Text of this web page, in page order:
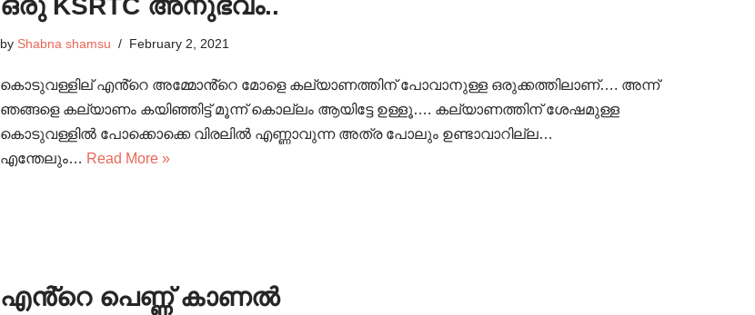
ഒരു KSRTC അനുഭവം..
by Shabna shamsu February 2, 2021
കൊടുവള്ളില് എൻ്റെ അമ്മോൻ്റെ മോളെ കല്യാണത്തിന് പോവാനുള്ള ഒരുക്കത്തിലാണ്…. അന്ന്
ഞങ്ങളെ കല്യാണം കയിഞ്ഞിട്ട് മൂന്ന് കൊല്ലം ആയിട്ടേ ഉള്ളൂ…. കല്യാണത്തിന് ശേഷമുള്ള
കൊടുവള്ളിൽ പോക്കൊക്കെ വിരലിൽ എണ്ണാവുന്ന അത്ര പോലും ഉണ്ടാവാറില്ല…
എന്തേലും… Read More »
എൻ്റെ പെണ്ണ് കാണൽ